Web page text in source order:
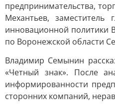
предпринимательства,
Механтьев, заместитель
инновационной политики
по Воронежской области
Владимир Семынин
«Четный знак». После
информированности
сторонних компаний,